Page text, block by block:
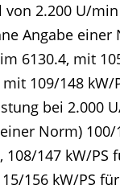
von 2.200 U/
Angabe
6130.4, mit
109/148 kW/
bei 2.000
Norm) 100/
108/147 kW/PS
156 kW/PS